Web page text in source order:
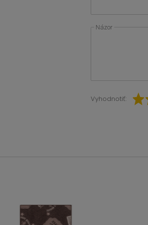
Názor
Vyhodnotiť: